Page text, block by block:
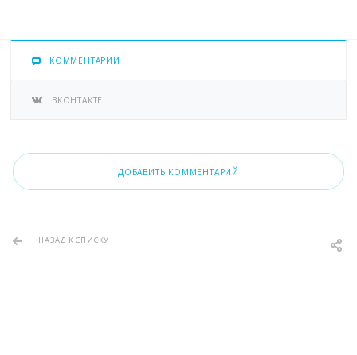
КОММЕНТАРИИ
ВКОНТАКТЕ
ДОБАВИТЬ КОММЕНТАРИЙ
НАЗАД К СПИСКУ